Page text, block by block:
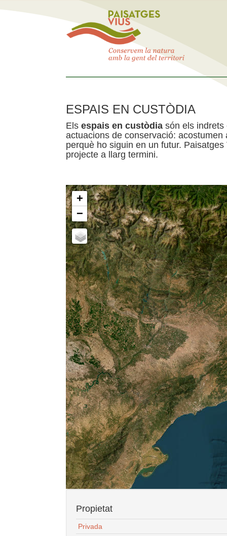
ESPAIS EN CUSTÒDIA
Els espais en custòdia són els indrets
actuacions de conservació:
perquè ho siguin en un futur.
projecte a llarg termini.
+
−
Propietat
Privada